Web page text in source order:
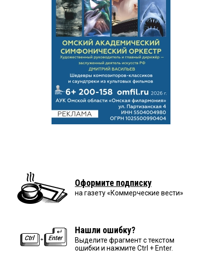
Оформите подписку
на газету «Коммерческие вести»
Нашли ошибку?
Выделите фрагмент с текстом
ошибки и нажмите Ctrl + Enter.